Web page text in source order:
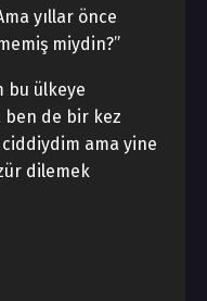
yıllar önce
miydin?”
bu ülkeye
ben de bir kez
ama yine
dilemek